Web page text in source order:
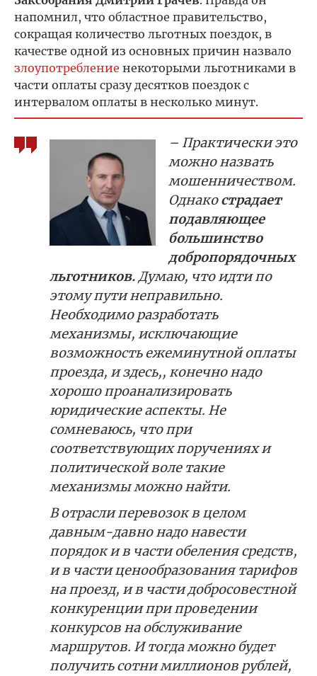
напомнил, что областное правительство,
сокращая количество льготных поездок, в
качестве одной из основных причин назвало
злоупотребление некоторыми льготниками в
части оплаты сразу десятков поездок с
интервалом оплаты в несколько минут.
– Практически это
можно назвать
мошенничеством.
Однакострадает
подавляющее
большинство
добропорядочных
льготников.Думаю, что идти по
этому пути неправильно.
Необходимо разработать
механизмы, исключающие
возможность ежеминутной оплаты
проезда, и здесь,, конечно надо
хорошо проанализировать
юридические аспекты. Не
сомневаюсь, что при
соответствующих поручениях и
политической воле такие
механизмы можно найти.
В отрасли перевозок в целом
давным-давно надо навести
порядок и в части обеления средств,
и в части ценообразования тарифов
на проезд, и в части добросовестной
конкуренции при проведении
конкурсов на обслуживание
маршрутов. И тогда можно будет
получить сотни миллионов рублей,